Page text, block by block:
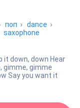
поп ›dance ›
saxophone
it down, down Hear
gimme, gimme
Say you want it